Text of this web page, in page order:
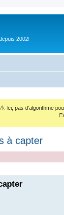
2002!
⚠️ Ici, pas d'algorithme
à capter